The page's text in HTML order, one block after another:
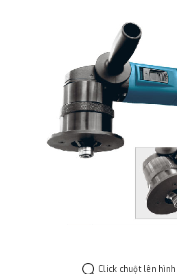
Click chuột lên